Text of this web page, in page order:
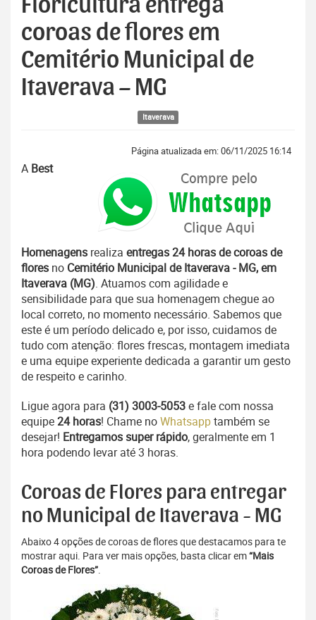
Floricultura entrega
coroas de flores em
Cemitério Municipal de
Itaverava – MG
Itaverava
Página atualizada em: 06/11/2025 16:14
A Best
Homenagens realiza entregas 24 horas de coroas de
flores no Cemitério Municipal de Itaverava - MG, em
Itaverava (MG). Atuamos com agilidade e
sensibilidade para que sua homenagem chegue ao
local correto, no momento necessário. Sabemos que
este é um período delicado e, por isso, cuidamos de
tudo com atenção: flores frescas, montagem imediata
e uma equipe experiente dedicada a garantir um gesto
de respeito e carinho.
Ligue agora para (31) 3003-5053e fale com nossa
equipe24 horas! Chame noWhatsapptambém se
desejar! Entregamos super rápido, geralmente em 1
hora podendo levar até 3 horas.
Coroas de Flores para entregar
no Municipal de Itaverava - MG
Abaixo 4 opções de coroas de flores que destacamos para te
mostrar aqui. Para ver mais opções, basta clicar em“Mais
Coroas de Flores”.